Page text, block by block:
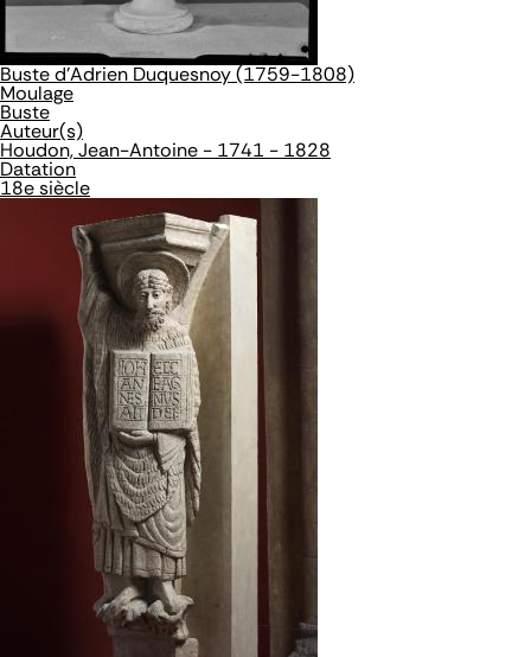
Buste d'Adrien Duquesnoy (1759-1808)
Moulage
Buste
Auteur(s)
Houdon, Jean-Antoine - 1741 - 1828
Datation
18e siècle